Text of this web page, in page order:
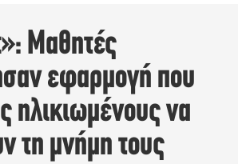
Μαθητές
εφαρμογή που
ηλικιωμένους να
τη μνήμη τους